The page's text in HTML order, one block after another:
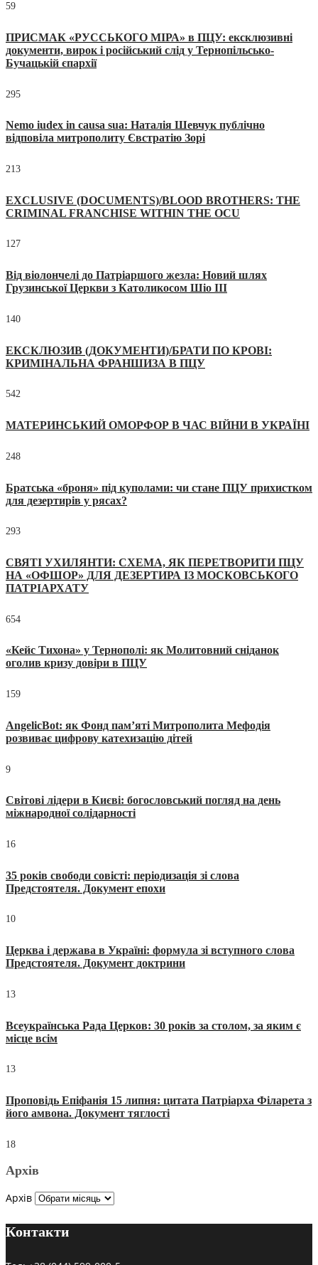
59
ПРИСМАК «РУССЬКОГО МІРА» в ПЦУ: ексклюзивні
документи, вирок і російський слід у Тернопільсько-
Бучацькій єпархії
295
Nemo iudex in causa sua: Наталія Шевчук публічно
відповіла митрополиту Євстратію Зорі
213
EXCLUSIVE (DOCUMENTS)/BLOOD BROTHERS: THE
CRIMINAL FRANCHISE WITHIN THE OCU
127
Від віолончелі до Патріаршого жезла: Новий шлях
Грузинської Церкви з Католикосом Шіо III
140
ЕКСКЛЮЗИВ (ДОКУМЕНТИ)/БРАТИ ПО КРОВІ:
КРИМІНАЛЬНА ФРАНШИЗА В ПЦУ
542
МАТЕРИНСЬКИЙ ОМОРФОР В ЧАС ВІЙНИ В УКРАЇНІ
248
Братська «броня» під куполами: чи стане ПЦУ прихистком
для дезертирів у рясах?
293
СВЯТІ УХИЛЯНТИ: СХЕМА, ЯК ПЕРЕТВОРИТИ ПЦУ
НА «ОФШОР» ДЛЯ ДЕЗЕРТИРА ІЗ МОСКОВСЬКОГО
ПАТРІАРХАТУ
654
«Кейс Тихона» у Тернополі: як Молитовний сніданок
оголив кризу довіри в ПЦУ
159
AngelicBot: як Фонд пам’яті Митрополита Мефодія
розвиває цифрову катехизацію дітей
9
Світові лідери в Києві: богословський погляд на день
міжнародної солідарності
16
35 років свободи совісті: періодизація зі слова
Предстоятеля. Документ епохи
10
Церква і держава в Україні: формула зі вступного слова
Предстоятеля. Документ доктрини
13
Всеукраїнська Рада Церков: 30 років за столом, за яким є
місце всім
13
Проповідь Епіфанія 15 липня: цитата Патріарха Філарета з
його амвона. Документ тяглості
18
Архів
Архів
Контакти